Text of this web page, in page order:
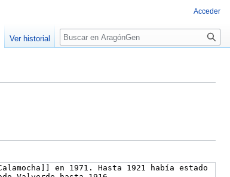
Acceder
Ver historial Buscar